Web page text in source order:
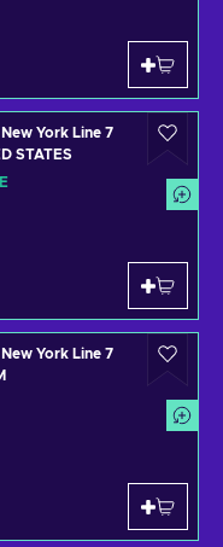
York Line 7
STATES
York Line 7